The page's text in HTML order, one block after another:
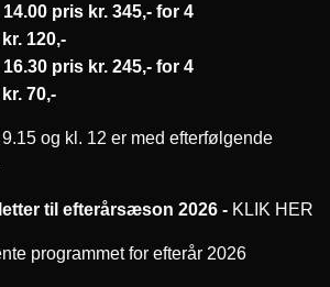
pris kr. 345,- for 4
120,-
pris kr. 245,- for 4
70,-
og kl. 12 er med efterfølgende
til efterårsæson 2026 - KLIK HER
programmet for efterår 2026